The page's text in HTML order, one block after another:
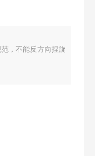
，不能反方向捏旋